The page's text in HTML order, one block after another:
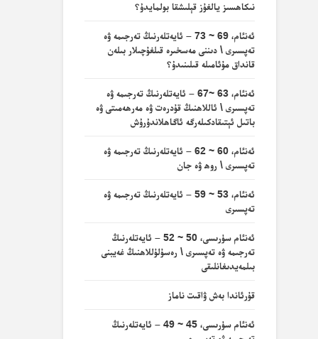
نىكاھسىز يالغۇز قېلىشقا بولمايدۇ؟
ئەنئام، 69 ~ 73 – ئايەتلەرنىڭ تەرجىمە ۋە
تەپسىرى \ دىننى مەسخىرە قىلغۇچىلار بىلەن
قانداق مۇئامىلە قىلىنىدۇ؟
ئەنئام، 63 ~67 – ئايەتلەرنىڭ تەرجىمە ۋە
تەپسىرى \ ئاللاھنىڭ قۇدرەت ۋە مەرھەمىتى ۋە
باتىل ئېتىقادكىلەرگە ئاگاھلاندۇرۇش
ئەنئام، 60 ~ 62 – ئايەتلەرنىڭ تەرجىمە ۋە
تەپسىرى \ روھ ۋە جان
ئەنئام، 53 ~ 59 – ئايەتلەرنىڭ تەرجىمە ۋە
تەپسىرى
ئەنئام سۈرىسى، 50 ~ 52 – ئايەتلەرنىڭ
تەرجىمە ۋە تەپسىرى \ رەسۇلۇللاھنىڭ غەيبنى
بىلمەيدىغانلىقى
قۇرئاندا بەش ۋاقىت ناماز
ئەنئام سۈرىسى، 45 ~ 49 – ئايەتلەرنىڭ